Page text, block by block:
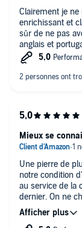
Clairement je
enrichissant et
sûr de ne pas
anglais et
Une pierre de
notre condition
au service de la
dernier. On ne
comportements
pas comme
Mieux se